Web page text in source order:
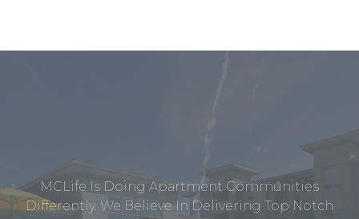
MCLife Is Doing Apartment Communities
Differently. We Believe In Delivering Top Notch